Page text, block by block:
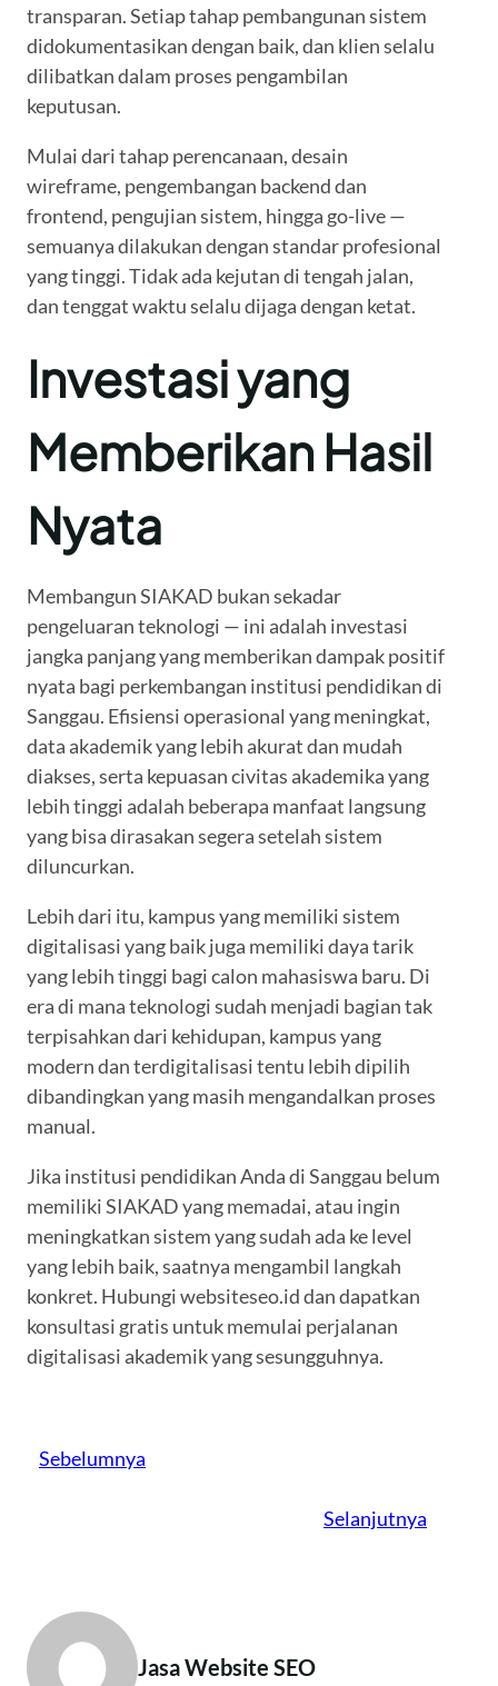
transparan. Setiap tahap pembangunan sistem
didokumentasikan dengan baik, dan klien selalu
dilibatkan dalam proses pengambilan
keputusan.
Mulai dari tahap perencanaan, desain
wireframe, pengembangan backend dan
frontend, pengujian sistem, hingga go-live —
semuanya dilakukan dengan standar profesional
yang tinggi. Tidak ada kejutan di tengah jalan,
dan tenggat waktu selalu dijaga dengan ketat.
Investasi yang
Memberikan Hasil
Nyata
Membangun SIAKAD bukan sekadar
pengeluaran teknologi — ini adalah investasi
jangka panjang yang memberikan dampak positif
nyata bagi perkembangan institusi pendidikan di
Sanggau. Efisiensi operasional yang meningkat,
data akademik yang lebih akurat dan mudah
diakses, serta kepuasan civitas akademika yang
lebih tinggi adalah beberapa manfaat langsung
yang bisa dirasakan segera setelah sistem
diluncurkan.
Lebih dari itu, kampus yang memiliki sistem
digitalisasi yang baik juga memiliki daya tarik
yang lebih tinggi bagi calon mahasiswa baru. Di
era di mana teknologi sudah menjadi bagian tak
terpisahkan dari kehidupan, kampus yang
modern dan terdigitalisasi tentu lebih dipilih
dibandingkan yang masih mengandalkan proses
manual.
Jika institusi pendidikan Anda di Sanggau belum
memiliki SIAKAD yang memadai, atau ingin
meningkatkan sistem yang sudah ada ke level
yang lebih baik, saatnya mengambil langkah
konkret. Hubungi websiteseo.id dan dapatkan
konsultasi gratis untuk memulai perjalanan
digitalisasi akademik yang sesungguhnya.
Sebelumnya
Selanjutnya
Jasa Website SEO